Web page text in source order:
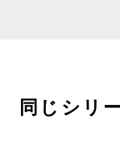
同じシリ